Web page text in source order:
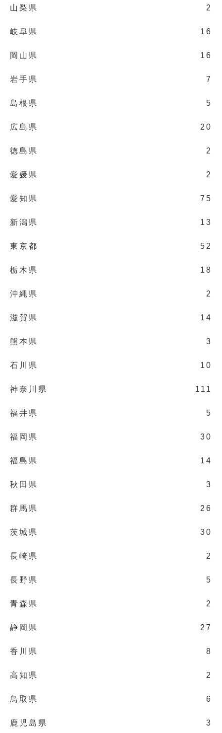
山梨県 2
岐阜県 16
岡山県 16
岩手県 7
島根県 5
広島県 20
徳島県 2
愛媛県 2
愛知県 75
新潟県 13
東京都 52
栃木県 18
沖縄県 2
滋賀県 14
熊本県 3
石川県 10
神奈川県 111
福井県 5
福岡県 30
福島県 14
秋田県 3
群馬県 26
茨城県 30
長崎県 2
長野県 5
青森県 2
静岡県 27
香川県 8
高知県 2
鳥取県 6
鹿児島県 3